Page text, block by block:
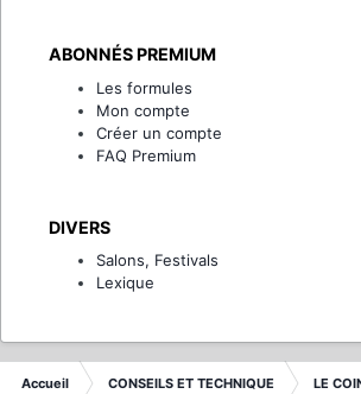
ABONNÉS PREMIUM
Les formules
Mon compte
Créer un compte
FAQ Premium
DIVERS
Salons, Festivals
Lexique
Accueil CONSEILS ET TECHNIQUE LE